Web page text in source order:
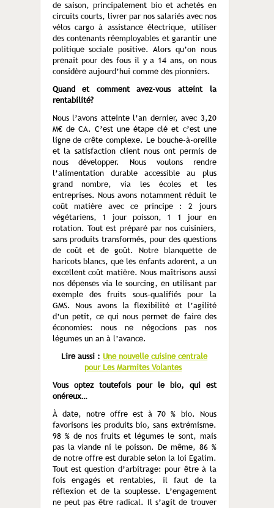
de saison, principalement bio et achetés en
circuits courts, livrer par nos salariés avec nos
vélos cargo à assistance électrique, utiliser
des contenants réemployables et garantir une
politique sociale positive. Alors qu’on nous
prenait pour des fous il y a 14 ans, on nous
considère aujourd’hui comme des pionniers.
Quand et comment avez-vous atteint la
rentabilité?
Nous l’avons atteinte l’an dernier, avec 3,20
M€ de CA. C’est une étape clé et c’est une
ligne de crête complexe. Le bouche-à-oreille
et la satisfaction client nous ont permis de
nous développer. Nous voulons rendre
l’alimentation durable accessible au plus
grand nombre, via les écoles et les
entreprises. Nous avons notamment réduit le
coût matière avec ce prin­cipe : 2 jours
végétariens, 1 jour poisson, 1 1 jour en
rotation. Tout est préparé par nos cuisiniers,
sans produits transformés, pour des questions
de coût et de goût. Notre blanquette de
haricots blancs, que les enfants adorent, a un
excellent coût matière. Nous maîtrisons aussi
nos dépenses via le sourcing, en utilisant par
exemple des fruits sous-qualifiés pour la
GMS. Nous avons la flexibilité et l’agilité
d’un petit, ce qui nous permet de faire des
économies: nous ne négocions pas nos
légumes un an à l’avance.
Lire aussi : Une nouvelle cuisine centrale
pour Les Marmites Volantes
Vous optez toutefois pour le bio, qui est
onéreux…
À date, notre offre est à 70 % bio. Nous
favorisons les produits bio, sans extrémisme.
98 % de nos fruits et légumes le sont, mais
pas la viande ni le poisson. De même, 86 %
de notre offre est durable selon la loi Egalim.
Tout est question d’arbitrage: pour être à la
fois engagés et rentables, il faut de la
réflexion et de la souplesse. L’engagement
ne peut pas être radical. Il s’agit de trouver